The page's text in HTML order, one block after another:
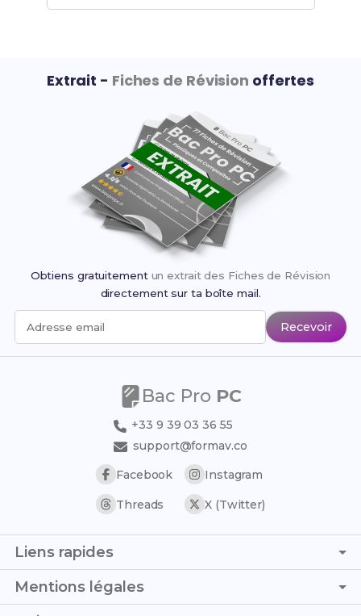
Extrait - Fiches de Révision offertes
Obtiens gratuitement un extrait des Fiches de Révision
directement sur ta boîte mail.
Adresse email Recevoir
Bac Pro PC
+33 9 39 03 36 55
support@formav.co
Facebook
Instagram
Threads X (Twitter)
Liens rapides
Page d'accueil
Simulateur de notes
Mentions légales